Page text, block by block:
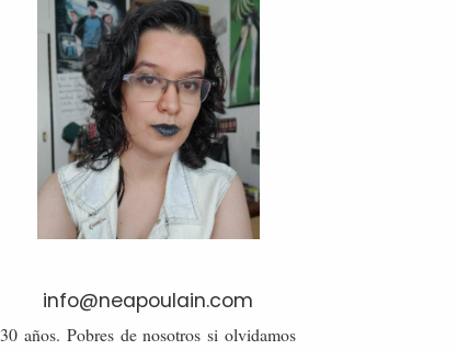
info@neapoulain.com
30 años. Pobres de nosotros si olvidamos